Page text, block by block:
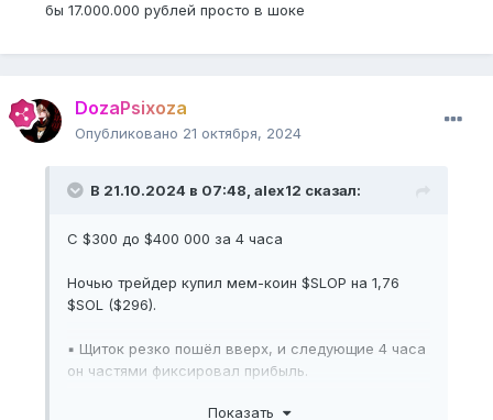
бы 17.000.000 рублей просто в шоке
DozaPsixoza
Опубликовано 21 октября, 2024
В 21.10.2024 в 07:48, alex12 сказал:
С $300 до $400 000 за 4 часа
Ночью трейдер купил мем-коин $SLOP на 1,76
$SOL ($296).
▪ Щиток резко пошёл вверх, и следующие 4 часа
он частями фиксировал прибыль.
В итоге на его балансе образовалось 2412 $SOL
Показать